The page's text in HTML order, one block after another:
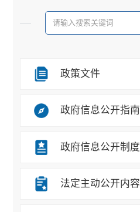
政策文件
政府信息公开指南
政府信息公开制度
法定主动公开内容